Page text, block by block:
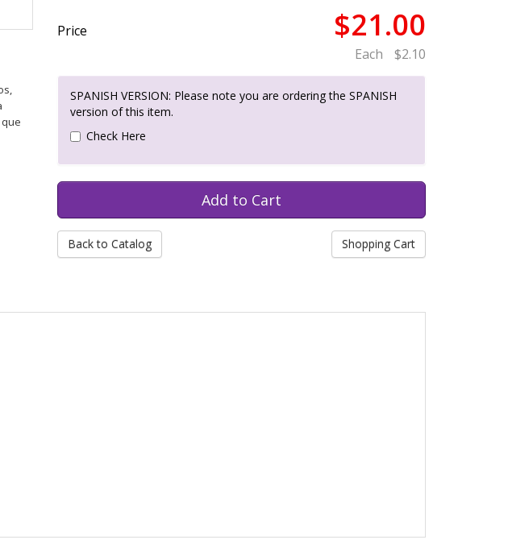
Price $21.00
Each $2.10
SPANISH VERSION: Please note you are ordering the SPANISH
version of this item.
Check Here
Back to Catalog Shopping Cart